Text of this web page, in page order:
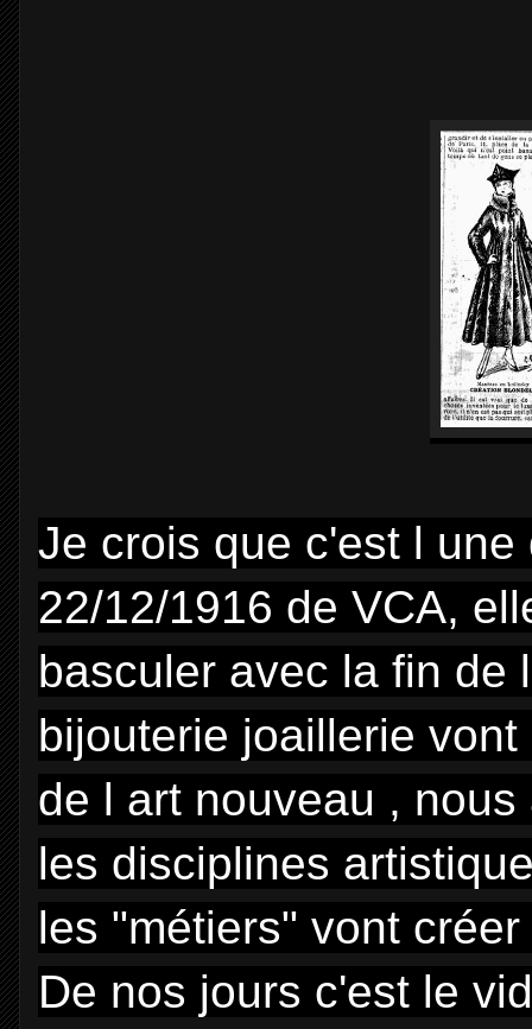
Je crois que c'est l
22/12/1916 de VCA,
basculer avec la fin de
bijouterie joaillerie
de l art nouveau ,
les disciplines
les "métiers" vont
De nos jours c'est le